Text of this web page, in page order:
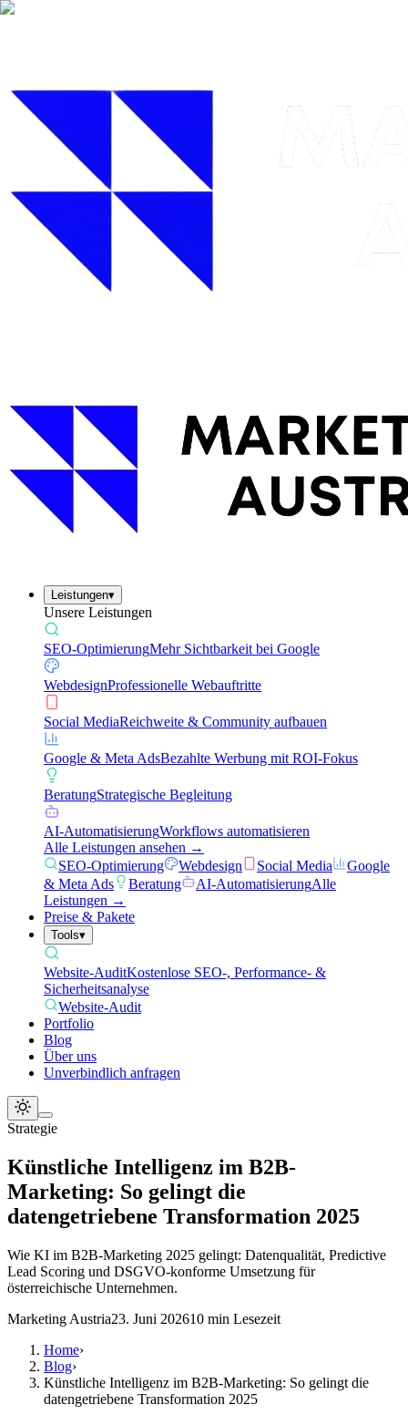
Leistungen▾
Unsere Leistungen
SEO-OptimierungMehr Sichtbarkeit bei Google
WebdesignProfessionelle Webauftritte
Social MediaReichweite & Community aufbauen
Google & Meta AdsBezahlte Werbung mit ROI-Fokus
BeratungStrategische Begleitung
AI-AutomatisierungWorkflows automatisieren
Alle Leistungen ansehen →
SEO-Optimierung
Webdesign Social Media
Google
& Meta Ads
Beratung AI-AutomatisierungAlle
Leistungen →
Preise & Pakete
Tools▾
Website-AuditKostenlose SEO-, Performance- &
Sicherheitsanalyse
Website-Audit
Portfolio
Blog
Über uns
Unverbindlich anfragen
Strategie
Künstliche Intelligenz im B2B-
Marketing: So gelingt die
datengetriebene Transformation 2025
Wie KI im B2B-Marketing 2025 gelingt: Datenqualität, Predictive
Lead Scoring und DSGVO-konforme Umsetzung für
österreichische Unternehmen.
Marketing Austria23. Juni 202610 min Lesezeit
Home›
Blog›
Künstliche Intelligenz im B2B-Marketing: So gelingt die
datengetriebene Transformation 2025